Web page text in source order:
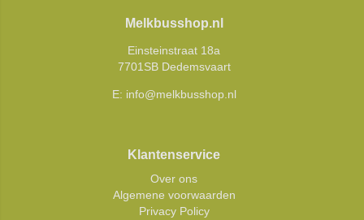
Melkbusshop.nl
Einsteinstraat 18a
7701SB Dedemsvaart
E: info@melkbusshop.nl
Klantenservice
Over ons
Algemene voorwaarden
Privacy Policy